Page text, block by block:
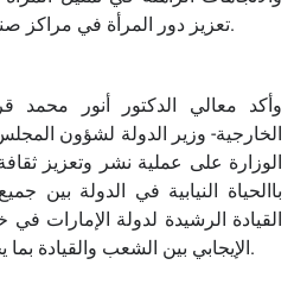
تعزيز دور المرأة في مراكز صنع القرار والمشاركة السياسية.
وأكد معالي الدكتور أنور محمد
الخارجية- وزير الدولة لشؤون
الوزارة على عملية نشر وتعزيز
باالحياة النيابية في الدولة بين
القيادة الرشيدة لدولة الإمارات
الإيجابي بين الشعب والقيادة بما يحقق صالح الوطن والمواطنين.